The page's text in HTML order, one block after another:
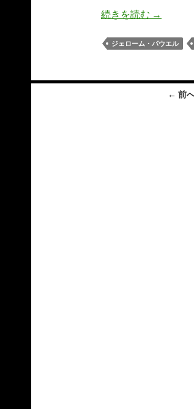
続きを読む 7月
→
ジェローム・パウエル
← 前